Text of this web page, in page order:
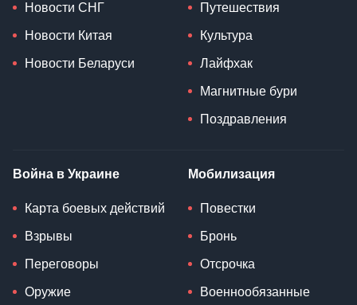
Новости СНГ
Новости Китая
Новости Беларуси
Путешествия
Культура
Лайфхак
Магнитные бури
Поздравления
Война в Украине
Карта боевых действий
Взрывы
Переговоры
Оружие
Мобилизация
Повестки
Бронь
Отсрочка
Военнообязанные